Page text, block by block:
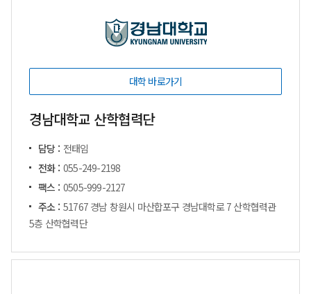
대학 바로가기
경남대학교 산학협력단
담당 : 전태임
전화 : 055-249-2198
팩스 : 0505-999-2127
주소 : 51767 경남 창원시 마산합포구 경남대학로 7 산학협력관
5층 산학협력단